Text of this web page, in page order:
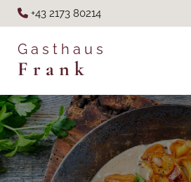
 +43 2173 80214
Gasthaus
Frank